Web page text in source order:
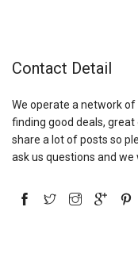
Contact Detail
We operate a network
finding good deals,
share a lot of posts so
ask us questions and we